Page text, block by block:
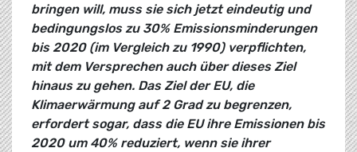
bringen will, muss sie sich jetzt eindeutig und
bedingungslos zu 30% Emissionsminderungen
bis 2020 (im Vergleich zu 1990) verpflichten,
mit dem Versprechen auch über dieses Ziel
hinaus zu gehen. Das Ziel der EU, die
Klimaerwärmung auf 2 Grad zu begrenzen,
erfordert sogar, dass die EU ihre Emissionen bis
2020 um 40% reduziert, wenn sie ihrer